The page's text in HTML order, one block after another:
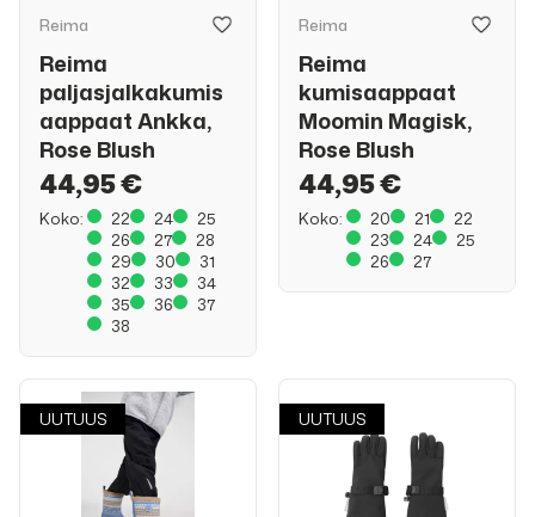
Reima
Reima
paljasjalkakumis
aappaat Ankka,
Rose Blush
44,95 €
Koko: 22 24
25
26
27
28
29
30
31
32
33
34
35
36
37
38
Reima
Reima
kumisaappaat
Moomin Magisk,
Rose Blush
44,95 €
Koko: 20 21
22
23
24
25
26
27
UUTUUS UUTUUS